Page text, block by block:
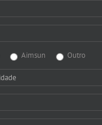
Aimsun Outro